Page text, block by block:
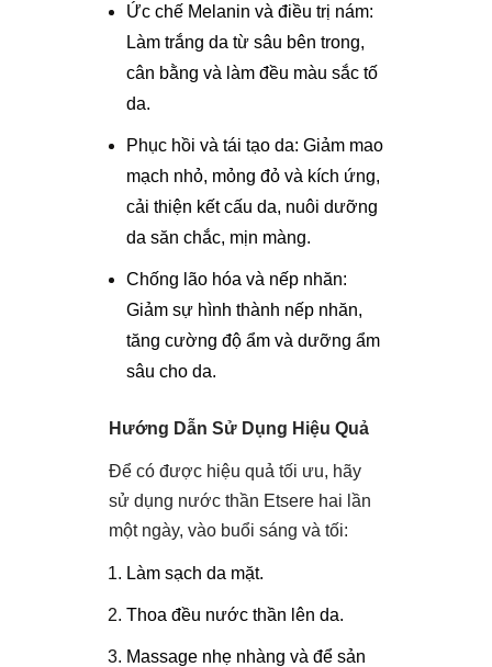
Ức chế Melanin và điều trị nám:
Làm trắng da từ sâu bên trong,
cân bằng và làm đều màu sắc tố
da.
Phục hồi và tái tạo da: Giảm mao
mạch nhỏ, mỏng đỏ và kích ứng,
cải thiện kết cấu da, nuôi dưỡng
da săn chắc, mịn màng.
Chống lão hóa và nếp nhăn:
Giảm sự hình thành nếp nhăn,
tăng cường độ ẩm và dưỡng ẩm
sâu cho da.
Hướng Dẫn Sử Dụng Hiệu Quả
Để có được hiệu quả tối ưu, hãy
sử dụng nước thần Etsere hai lần
một ngày, vào buổi sáng và tối:
Làm sạch da mặt.
Thoa đều nước thần lên da.
Massage nhẹ nhàng và để sản